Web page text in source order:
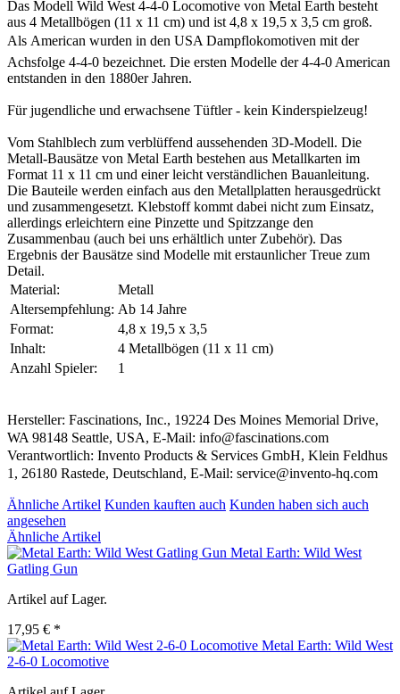
Das Modell Wild West 4-4-0 Locomotive von Metal Earth besteht
aus 4 Metallbögen (11 x 11 cm) und ist 4,8 x 19,5 x 3,5 cm groß.
Als American wurden in den USA Dampflokomotiven mit der
Achsfolge 4-4-0 bezeichnet. Die ersten Modelle der 4-4-0 American
entstanden in den 1880er Jahren.
Für jugendliche und erwachsene Tüftler - kein Kinderspielzeug!
Vom Stahlblech zum verblüffend aussehenden 3D-Modell. Die
Metall-Bausätze von Metal Earth bestehen aus Metallkarten im
Format 11 x 11 cm und einer leicht verständlichen Bauanleitung.
Die Bauteile werden einfach aus den Metallplatten herausgedrückt
und zusammengesetzt. Klebstoff kommt dabei nicht zum Einsatz,
allerdings erleichtern eine Pinzette und Spitzzange den
Zusammenbau (auch bei uns erhältlich unter Zubehör). Das
Ergebnis der Bausätze sind Modelle mit erstaunlicher Treue zum
Detail.
Material:
Metall
Altersempfehlung: Ab 14 Jahre
Format:
4,8 x 19,5 x 3,5
Inhalt:
4 Metallbögen (11 x 11 cm)
Anzahl Spieler:
1
Hersteller: Fascinations, Inc., 19224 Des Moines Memorial Drive,
WA 98148 Seattle, USA, E-Mail: info@fascinations.com
Verantwortlich: Invento Products & Services GmbH, Klein Feldhus
1, 26180 Rastede, Deutschland, E-Mail: service@invento-hq.com
Ähnliche Artikel Kunden kauften auch Kunden haben sich auch
angesehen
Ähnliche Artikel
Metal Earth: Wild West
Gatling Gun
Artikel auf Lager.
17,95 € *
Metal Earth: Wild West
2-6-0 Locomotive